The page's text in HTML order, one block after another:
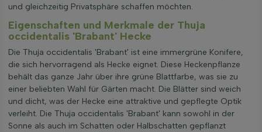
und gleichzeitig Privatsphäre schaffen möchten.
Eigenschaften und Merkmale der Thuja
occidentalis 'Brabant' Hecke
Die Thuja occidentalis 'Brabant' ist eine immergrüne Konifere,
die sich hervorragend als Hecke eignet. Diese Heckenpflanze
behält das ganze Jahr über ihre grüne Blattfarbe, was sie zu
einer beliebten Wahl für Gärten macht. Die Blätter sind weich
und dicht, was der Hecke eine attraktive und gepflegte Optik
verleiht. Die Thuja occidentalis 'Brabant' kann sowohl in der
Sonne als auch im Schatten oder Halbschatten gepflanzt